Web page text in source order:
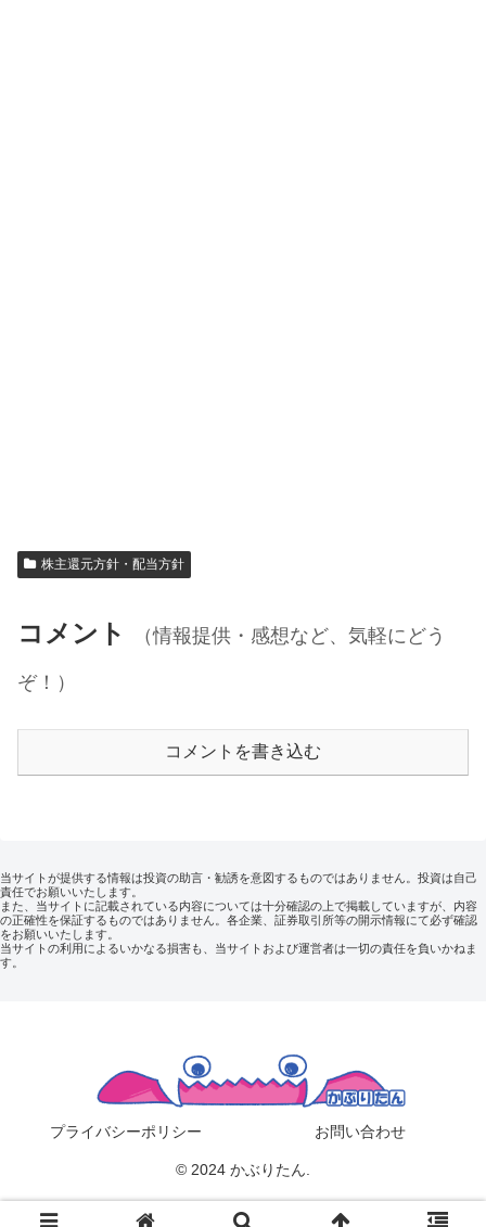
株主還元方針・配当方針
コメント
（情報提供・感想など、気軽にどう
ぞ！）
コメントを書き込む
当サイトが提供する情報は投資の助言・勧誘を意図するものではありません。投資は自己
責任でお願いいたします。
また、当サイトに記載されている内容については十分確認の上で掲載していますが、内容
の正確性を保証するものではありません。各企業、証券取引所等の開示情報にて必ず確認
をお願いいたします。
当サイトの利用によるいかなる損害も、当サイトおよび運営者は一切の責任を負いかねま
す。
プライバシーポリシー お問い合わせ
© 2024 かぶりたん.